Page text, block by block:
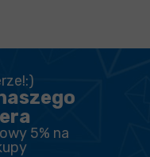
5% na